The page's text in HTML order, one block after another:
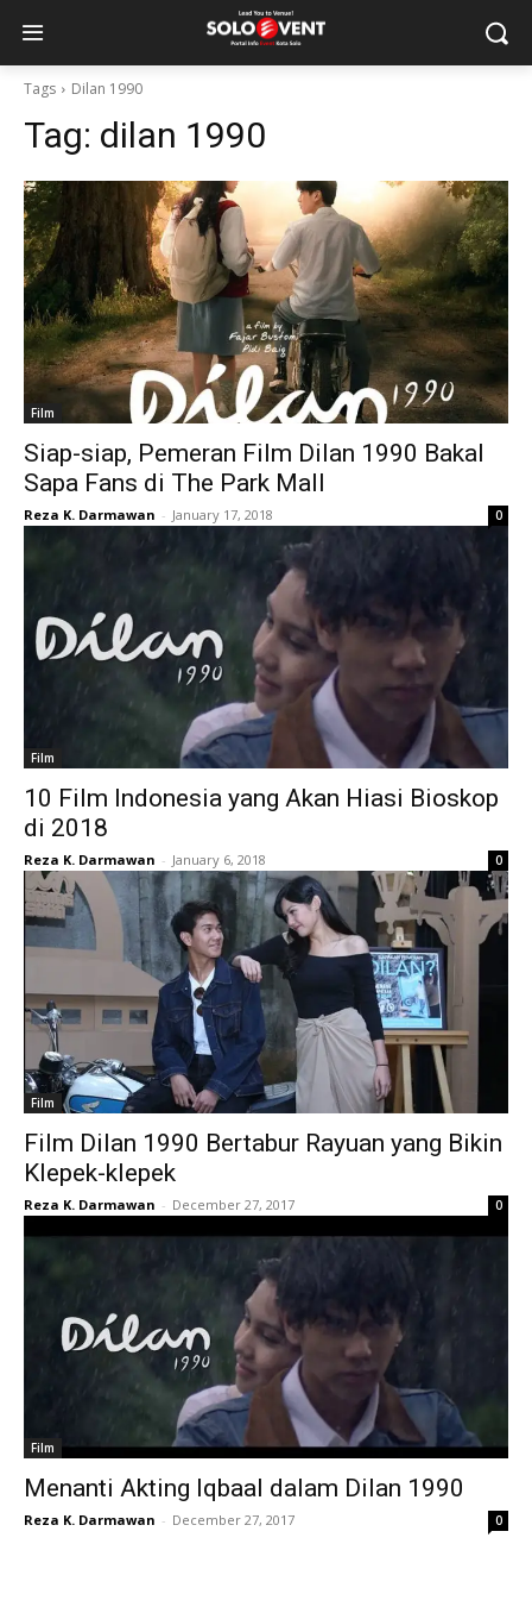
Tags Dilan 1990
Tag: dilan 1990
Film
Siap-siap, Pemeran Film Dilan 1990 Bakal
Sapa Fans di The Park Mall
Reza K. Darmawan - January 17, 2018 0
Film
10 Film Indonesia yang Akan Hiasi Bioskop
di 2018
Reza K. Darmawan - January 6, 2018 0
Film
Film Dilan 1990 Bertabur Rayuan yang Bikin
Klepek-klepek
Reza K. Darmawan - December 27, 2017 0
Film
Menanti Akting Iqbaal dalam Dilan 1990
Reza K. Darmawan - December 27, 2017 0